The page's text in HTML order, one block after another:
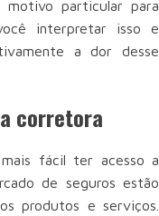
particular para
interpretar isso e
a dor desse
corretora
fácil ter acesso a
de seguros estão
produtos e serviços.